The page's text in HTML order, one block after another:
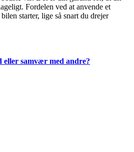
Fordelen ved at anvende et
starter, lige så snart du drejer
eller samvær med andre?